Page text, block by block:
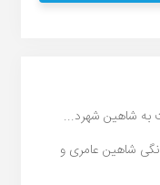
به شاهین شهرد...
شاهین عامری و